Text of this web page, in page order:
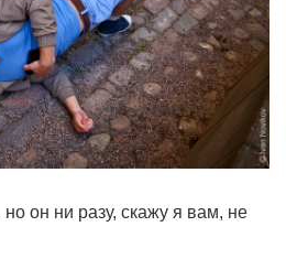
он ни разу, скажу я вам, не